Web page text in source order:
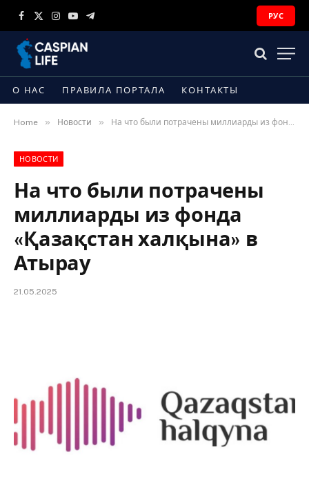
Facebook
X
Instagram
YouTubeTelegram
РУС
О НАС ПРАВИЛА ПОРТАЛА КОНТАКТЫ
Home » Новости » На что были потрачены миллиарды из фонда «Қазақстан халқына» в Атырау
НОВОСТИ
На что были потрачены
миллиарды из фонда
«Қазақстан халқына» в
Атырау
21.05.2025